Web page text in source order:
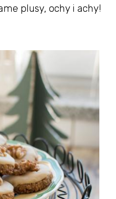
plusy, ochy i achy!